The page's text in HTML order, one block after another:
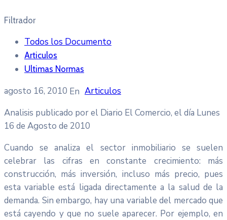
Filtrador
Todos los Documento
Articulos
Ultimas Normas
agosto 16, 2010
Articulos
Analisis publicado por el Diario El Comercio, el día Lunes
16 de Agosto de 2010
Cuando se analiza el sector inmobiliario se suelen
celebrar las cifras en constante crecimiento: más
construcción, más inversión, incluso más precio, pues
esta variable está ligada directamente a la salud de la
demanda. Sin embargo, hay una variable del mercado que
está cayendo y que no suele aparecer. Por ejemplo, en